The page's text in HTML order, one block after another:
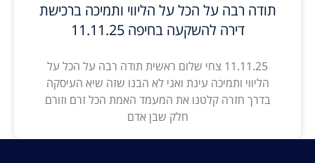
תודה רבה על הכל על הליווי ותמיכה ברכישת
דירה להשקעה בחיפה 11.11.25
11.11.25 צחי שלום ראשית תודה רבה על הכל על
הליווי ותמיכה עינת ואני לא הבנו שזה שיא העיסקה
בדרך חזרה קלטנו את המעמד האמת הכל זרם וזורם
חלק שבן אדם